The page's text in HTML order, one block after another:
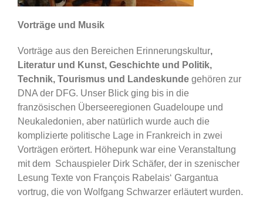
Vorträge und Musik
Vorträge aus den Bereichen Erinnerungskultur,
Literatur und Kunst, Geschichte und Politik,
Technik, Tourismus und Landeskundegehören zur
DNA der DFG. Unser Blick ging bis in die
französischen Überseeregionen Guadeloupe und
Neukaledonien, aber natürlich wurde auch die
komplizierte politische Lage in Frankreich in zwei
Vorträgen erörtert. Höhepunk war eine Veranstaltung
mit dem Schauspieler Dirk Schäfer, der in szenischer
Lesung Texte von François Rabelais‘ Gargantua
vortrug, die von Wolfgang Schwarzer erläutert wurden.